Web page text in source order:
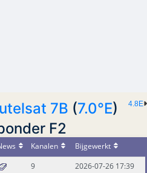
4.8E
7B (7.0°E)
F2
Kanalen
Bijgewerkt
9
2026-07-26 17:39